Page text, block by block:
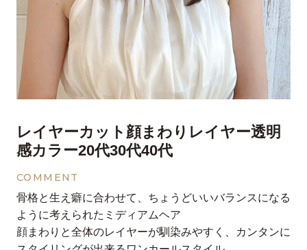
レイヤーカット顔まわりレイヤー透明
感カラー20代30代40代
COMMENT
骨格と生え癖に合わせて、ちょうどいいバランスになる
ように考えられたミディアムヘア
顔まわりと全体のレイヤーが馴染みやすく、カンタンに